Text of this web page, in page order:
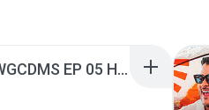
[Witanime.com] TSTJWGCDMS EP 05 HD.mp4